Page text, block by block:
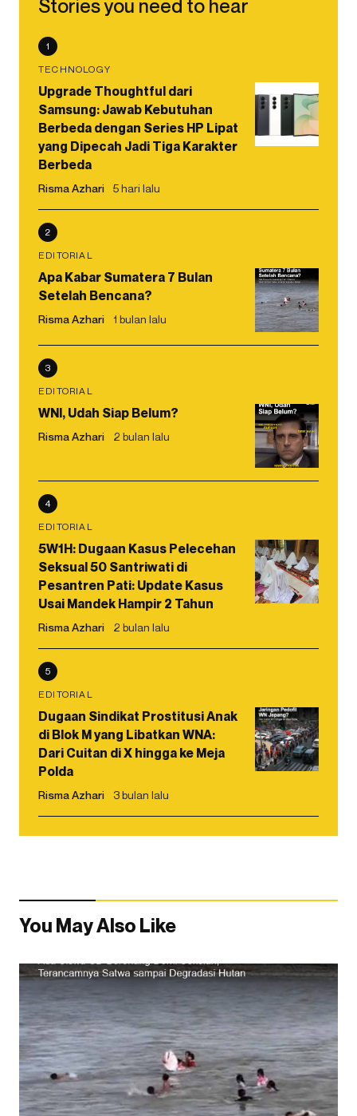
Stories you need to hear
1
TECHNOLOGY
Upgrade Thoughtful dari
Samsung: Jawab Kebutuhan
Berbeda dengan Series HP Lipat
yang Dipecah Jadi Tiga Karakter
Berbeda
Risma Azhari 5 hari lalu
2
EDITORIAL
Apa Kabar Sumatera 7 Bulan
Setelah Bencana?
Risma Azhari 1 bulan lalu
3
EDITORIAL
WNI, Udah Siap Belum?
Risma Azhari 2 bulan lalu
4
EDITORIAL
5W1H: Dugaan Kasus Pelecehan
Seksual 50 Santriwati di
Pesantren Pati: Update Kasus
Usai Mandek Hampir 2 Tahun
Risma Azhari 2 bulan lalu
5
EDITORIAL
Dugaan Sindikat Prostitusi Anak
di Blok M yang Libatkan WNA:
Dari Cuitan di X hingga ke Meja
Polda
Risma Azhari 3 bulan lalu
You May Also Like